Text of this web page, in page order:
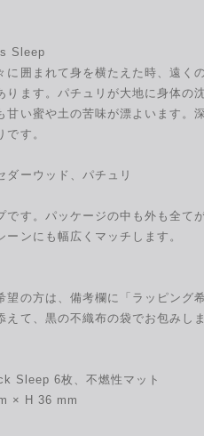
Sleep
に囲まれて身を横たえた時、遠く
ります。パチュリが大地に身体の
甘い蜜や土の苦味が漂よいます。
す。
ダーウッド、パチュリ
です。パッケージの中も外も全て
ンにも幅広くマッチします。
望の方は、備考欄に「ラッピング
て、黒の不織布の袋でお包みしま
Sleep 6枚、不燃性マット
× H 36 mm